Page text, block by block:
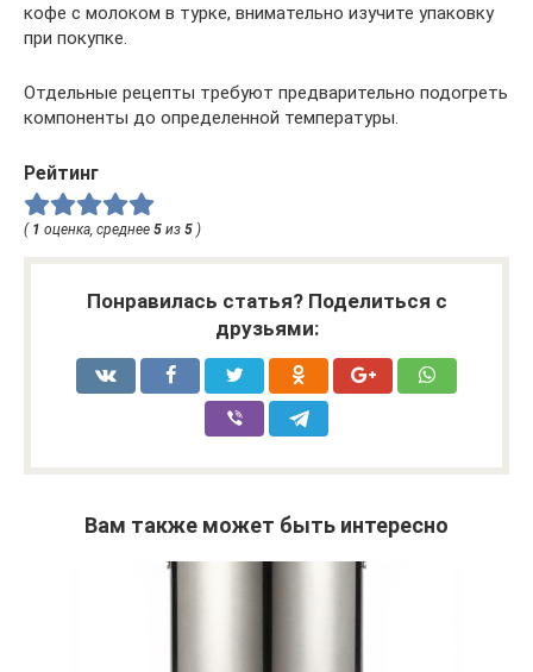
кофе с молоком в турке, внимательно изучите упаковку
при покупке.
Отдельные рецепты требуют предварительно подогреть
компоненты до определенной температуры.
Рейтинг
( 1 оценка, среднее 5 из 5 )
Понравилась статья? Поделиться с
друзьями:
Вам также может быть интересно